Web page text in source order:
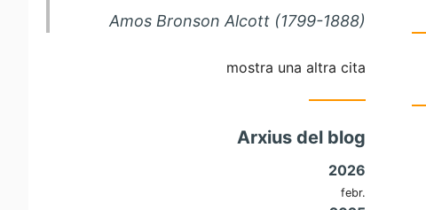
Amos Bronson Alcott (1799-1888)
mostra una altra cita
Arxius del blog
2026
febr.